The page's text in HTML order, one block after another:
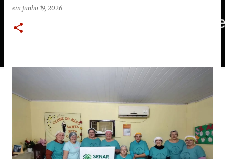
em junho 19, 2026